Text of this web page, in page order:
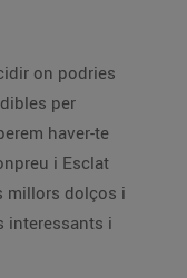
on podries
per
haver-te
i Esclat
millors dolços i
interessants i